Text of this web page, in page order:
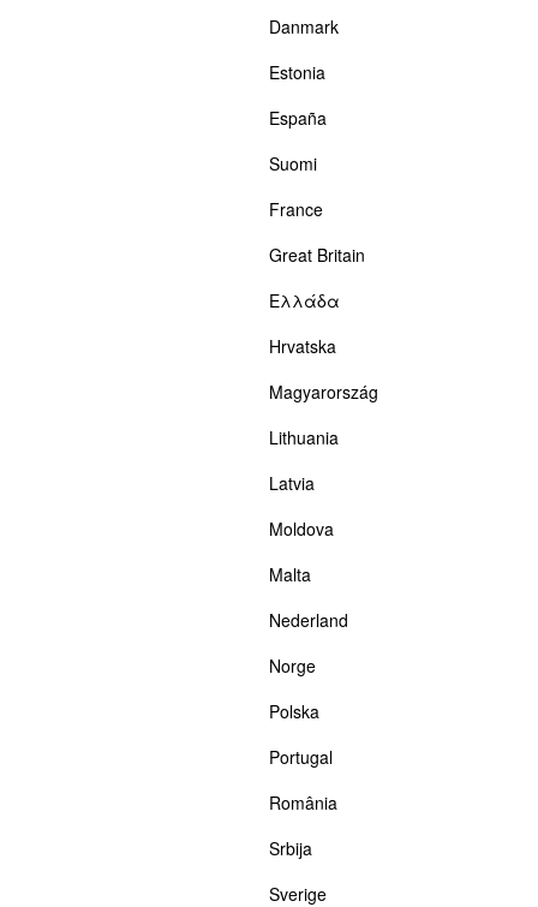
Danmark
Estonia
España
Suomi
France
Great Britain
Ελλάδα
Hrvatska
Magyarország
Lithuania
Latvia
Moldova
Malta
Nederland
Norge
Polska
Portugal
România
Srbija
Sverige